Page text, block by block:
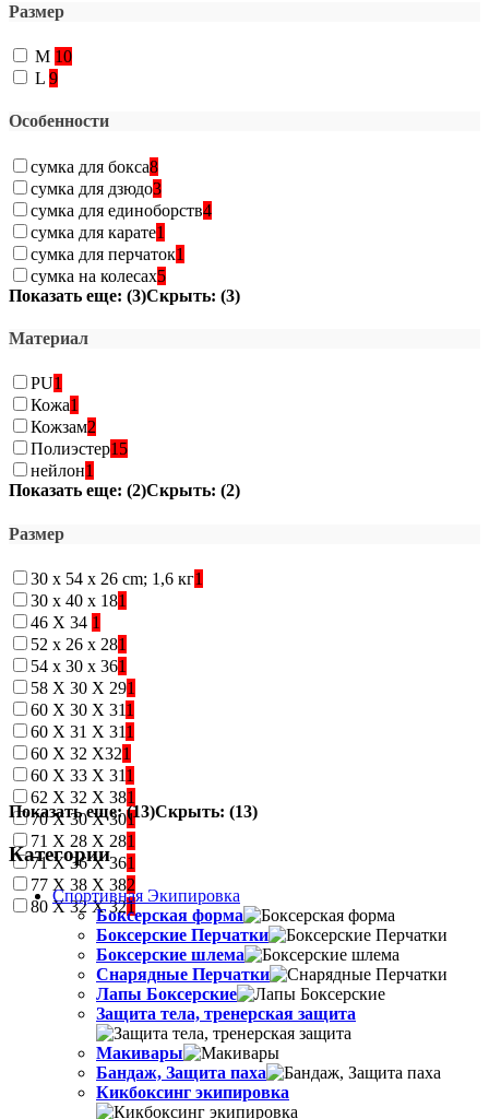
Размер
M 10
L 9
Особенности
сумка для бокса8
сумка для дзюдо3
сумка для единоборств4
сумка для карате1
сумка для перчаток1
сумка на колесах5
Показать еще: (3)Скрыть: (3)
Материал
PU1
Кожа1
Кожзам2
Полиэстер15
нейлон1
Показать еще: (2)Скрыть: (2)
Размер
30 x 54 x 26 cm; 1,6 кг1
30 х 40 х 181
46 Х 34 1
52 х 26 x 281
54 х 30 x 361
58 Х 30 Х 291
60 Х 30 Х 311
60 Х 31 Х 311
60 Х 32 Х321
60 Х 33 Х 311
62 Х 32 Х 381
70 Х 30 Х 301
71 Х 28 Х 281
71 Х 36 Х 361
77 Х 38 Х 382
80 Х 32 Х 321
Показать еще: (13)Скрыть: (13)
Категории
Спортивная Экипировка
Боксерская форма
Боксерские Перчатки
Боксерские шлема
Снарядные Перчатки
Лапы Боксерские
Защита тела, тренерская защита
Макивары
Бандаж, Защита паха
Кикбоксинг экипировка